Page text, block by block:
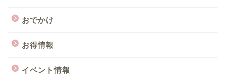
おでかけ
お得情報
イベント情報